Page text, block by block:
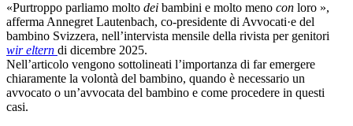
«Purtroppo parliamo molto dei bambini e molto meno con loro »,
afferma Annegret Lautenbach, co-presidente di Avvocati·e del
bambino Svizzera, nell’intervista mensile della rivista per genitori
wir eltern di dicembre 2025.
Nell’articolo vengono sottolineati l’importanza di far emergere
chiaramente la volontà del bambino, quando è necessario un
avvocato o un’avvocata del bambino e come procedere in questi
casi.